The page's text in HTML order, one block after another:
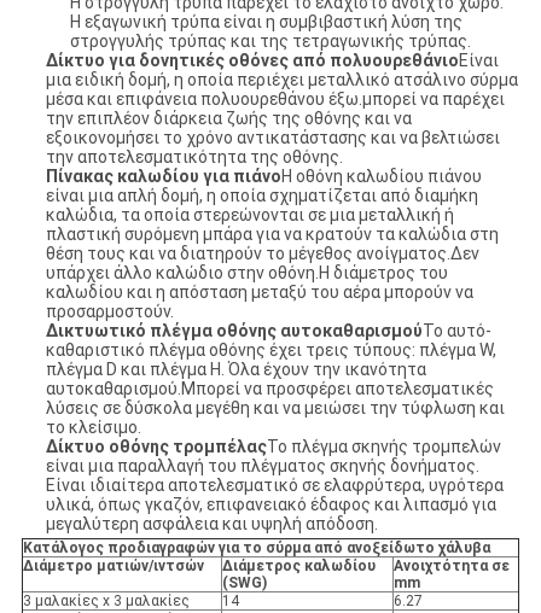
Η εξαγωνική τρύπα είναι η συμβιβαστική λύση της
στρογγυλής τρύπας και της τετραγωνικής τρύπας.
Δίκτυο για δονητικές οθόνες από πολυουρεθάνιοΕίναι
μια ειδική δομή, η οποία περιέχει μεταλλικό ατσάλινο σύρμα
μέσα και επιφάνεια πολυουρεθάνου έξω.μπορεί να παρέχει
την επιπλέον διάρκεια ζωής της οθόνης και να
εξοικονομήσει το χρόνο αντικατάστασης και να βελτιώσει
την αποτελεσματικότητα της οθόνης.
Πίνακας καλωδίου για πιάνοΗ οθόνη καλωδίου πιάνου
είναι μια απλή δομή, η οποία σχηματίζεται από διαμήκη
καλώδια, τα οποία στερεώνονται σε μια μεταλλική ή
πλαστική συρόμενη μπάρα για να κρατούν τα καλώδια στη
θέση τους και να διατηρούν το μέγεθος ανοίγματος.Δεν
υπάρχει άλλο καλώδιο στην οθόνη.Η διάμετρος του
καλωδίου και η απόσταση μεταξύ του αέρα μπορούν να
προσαρμοστούν.
Δικτυωτικό πλέγμα οθόνης αυτοκαθαρισμούΤο αυτό-
καθαριστικό πλέγμα οθόνης έχει τρεις τύπους: πλέγμα W,
πλέγμα D και πλέγμα H. Όλα έχουν την ικανότητα
αυτοκαθαρισμού.Μπορεί να προσφέρει αποτελεσματικές
λύσεις σε δύσκολα μεγέθη και να μειώσει την τύφλωση και
το κλείσιμο.
Δίκτυο οθόνης τρομπέλαςΤο πλέγμα σκηνής τρομπελών
είναι μια παραλλαγή του πλέγματος σκηνής δονήματος.
Είναι ιδιαίτερα αποτελεσματικό σε ελαφρύτερα, υγρότερα
υλικά, όπως γκαζόν, επιφανειακό έδαφος και λιπασμό για
μεγαλύτερη ασφάλεια και υψηλή απόδοση.
Κατάλογος προδιαγραφών για το σύρμα από ανοξείδωτο χάλυβα
Διάμετρο ματιών/ιντσών
Διάμετρος καλωδίου
(SWG)
Ανοιχτότητα σε
mm
3 μαλακίες x 3 μαλακίες
14
6.27